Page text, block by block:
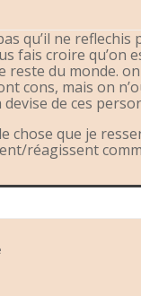
qu’il ne
fais croire qu’on
reste du monde.
cons, mais on
de ces
chose que je
réagissent